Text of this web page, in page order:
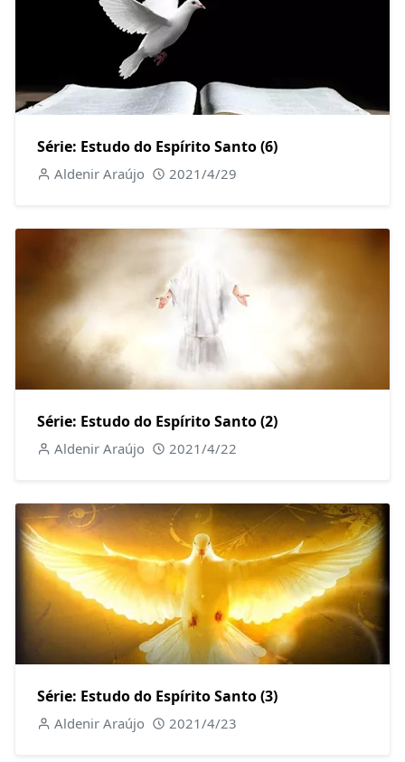
Série: Estudo do Espírito Santo (6)
Aldenir Araújo 2021/4/29
Série: Estudo do Espírito Santo (2)
Aldenir Araújo 2021/4/22
Série: Estudo do Espírito Santo (3)
Aldenir Araújo 2021/4/23